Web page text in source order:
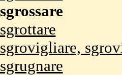
sgrossare
sgrottare
sgrovigliare,
sgrugnare